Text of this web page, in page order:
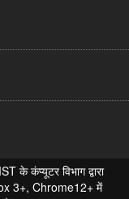
के कंप्यूटर विभाग द्वारा
3+, Chrome12+ में